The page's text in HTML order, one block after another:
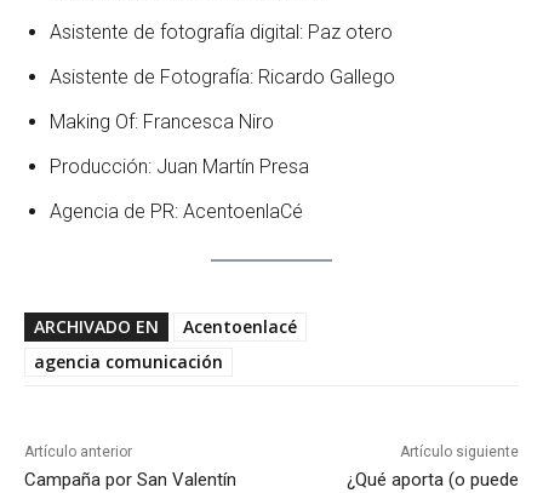
Asistente de fotografía digital: Paz otero
Asistente de Fotografía: Ricardo Gallego
Making Of: Francesca Niro
Producción: Juan Martín Presa
Agencia de PR: AcentoenlaCé
ARCHIVADO EN
Acentoenlacé
agencia comunicación
Artículo anterior
Campaña por San Valentín
Artículo siguiente
¿Qué aporta (o puede